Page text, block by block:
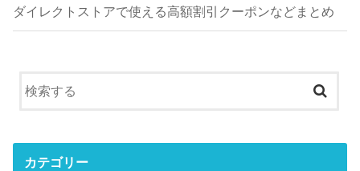
ダイレクトストアで使える高額割引クーポンなどまとめ
カテゴリー